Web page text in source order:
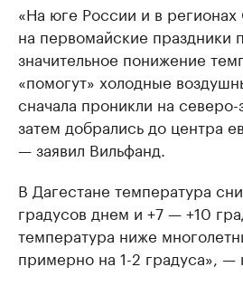
«На юге России и в регионах
на первомайские праздники
значительное понижение
«помогут» холодные
сначала проникли на северо-
затем добрались до центра
— заявил Вильфанд.
В Дагестане температура
градусов днем и +7 — +10
температура ниже
примерно на 1-2 градуса», —